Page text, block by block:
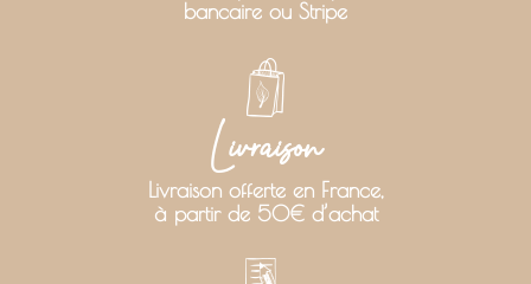
bancaire ou Stripe
Livraison
Livraison offerte en France,
à partir de 50€ d’achat